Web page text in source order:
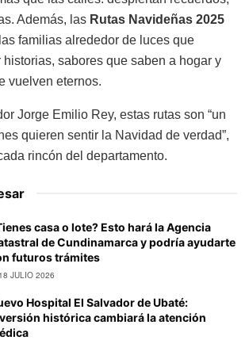
Además, las Rutas Navideñas 2025
familias alrededor de luces que
historias, sabores que saben a hogar y
vuelven eternos.
Jorge Emilio Rey, estas rutas son “un
quieren sentir la Navidad de verdad”,
rincón del departamento.
casa o lote? Esto hará la Agencia
de Cundinamarca y podría ayudarte
futuros trámites
18 JULIO 2026
Hospital El Salvador de Ubaté:
histórica cambiará la atención